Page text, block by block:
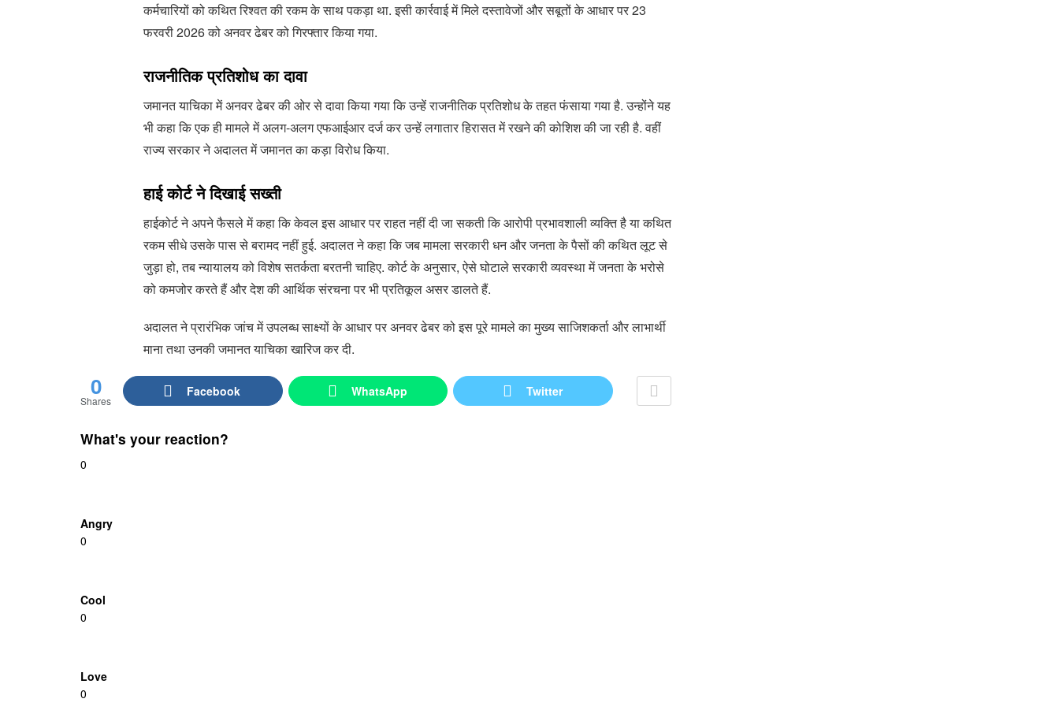
कर्मचारियों को कथित रिश्वत की रकम के साथ पकड़ा था. इसी कार्रवाई में मिले दस्तावेजों और सबूतों के आधार पर 23
फरवरी 2026 को अनवर ढेबर को गिरफ्तार किया गया.
राजनीतिक प्रतिशोध का दावा
जमानत याचिका में अनवर ढेबर की ओर से दावा किया गया कि उन्हें राजनीतिक प्रतिशोध के तहत फंसाया गया है. उन्होंने यह
भी कहा कि एक ही मामले में अलग-अलग एफआईआर दर्ज कर उन्हें लगातार हिरासत में रखने की कोशिश की जा रही है. वहीं
राज्य सरकार ने अदालत में जमानत का कड़ा विरोध किया.
हाई कोर्ट ने दिखाई सख्‍ती
हाईकोर्ट ने अपने फैसले में कहा कि केवल इस आधार पर राहत नहीं दी जा सकती कि आरोपी प्रभावशाली व्यक्ति है या कथित
रकम सीधे उसके पास से बरामद नहीं हुई. अदालत ने कहा कि जब मामला सरकारी धन और जनता के पैसों की कथित लूट से
जुड़ा हो, तब न्यायालय को विशेष सतर्कता बरतनी चाहिए. कोर्ट के अनुसार, ऐसे घोटाले सरकारी व्यवस्था में जनता के भरोसे
को कमजोर करते हैं और देश की आर्थिक संरचना पर भी प्रतिकूल असर डालते हैं.
अदालत ने प्रारंभिक जांच में उपलब्ध साक्ष्यों के आधार पर अनवर ढेबर को इस पूरे मामले का मुख्य साजिशकर्ता और लाभार्थी
माना तथा उनकी जमानत याचिका खारिज कर दी.
0
Shares
Facebook WhatsApp Twitter
What's your reaction?
0
Angry
0
Cool
0
Love
0